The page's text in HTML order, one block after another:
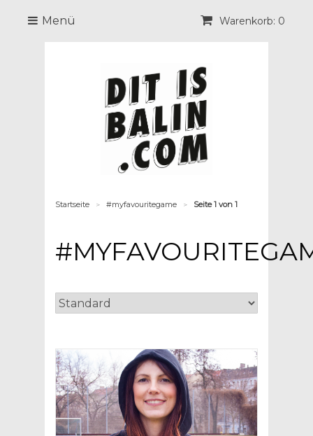
Warenkorb: 0
Menü
Startseite > #myfavouritegame > Seite 1 von 1